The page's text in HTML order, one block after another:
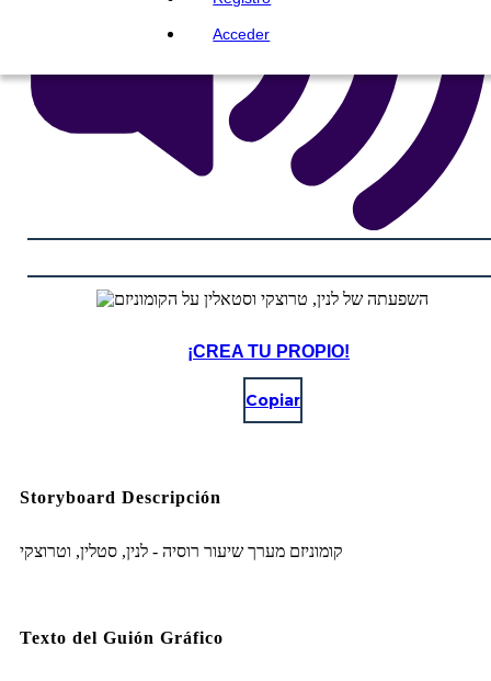
Acceder
¡CREA TU PROPIO!
Copiar
Storyboard Descripción
קומוניזם מערך שיעור רוסיה - לנין, סטלין, וטרוצקי
Texto del Guión Gráfico